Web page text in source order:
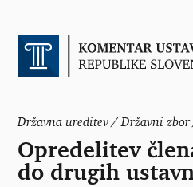
Državna ureditev / Državni
Opredelitev
do drugih